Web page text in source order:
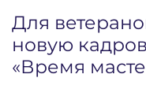
Для
новую
«Время